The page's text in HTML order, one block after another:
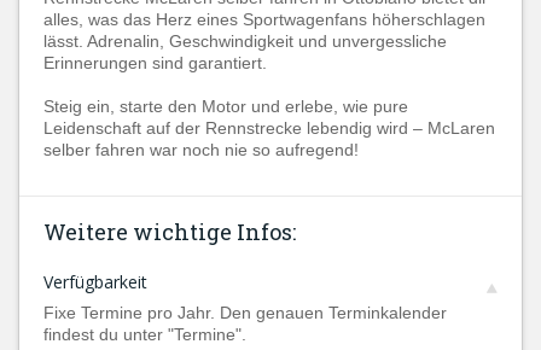
alles, was das Herz eines Sportwagenfans höherschlagen
lässt. Adrenalin, Geschwindigkeit und unvergessliche
Erinnerungen sind garantiert.
Steig ein, starte den Motor und erlebe, wie pure
Leidenschaft auf der Rennstrecke lebendig wird – McLaren
selber fahren war noch nie so aufregend!
Weitere wichtige Infos:
Verfügbarkeit
Fixe Termine pro Jahr. Den genauen Terminkalender
findest du unter "Termine".